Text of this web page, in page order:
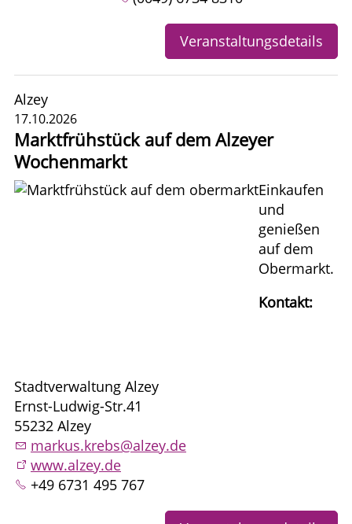
Veranstaltungsdetails
Alzey
17.10.2026
Marktfrühstück auf dem Alzeyer
Wochenmarkt
Einkaufen
und
genießen
auf dem
Obermarkt.
Kontakt:
Stadtverwaltung Alzey
Ernst-Ludwig-Str.41
55232 Alzey
markus.krebs@alzey.de
www.alzey.de
+49 6731 495 767